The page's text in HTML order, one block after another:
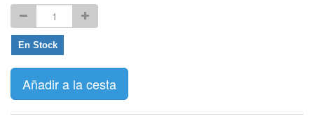
En Stock
Añadir a la cesta